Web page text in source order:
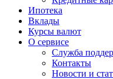
Ипотека
Вклады
Курсы валют
О сервисе
Служба
Контакты
Новости и